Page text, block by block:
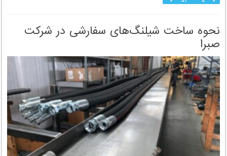
صنعت شیلنگ و لوله نیز از این قاعده مستثنی نیست و با معرفی فناوری‌ها
و راهکارهای نوآورانه، نقش مهمی در ساختن آینده‌ای پایدار ایفا می‌کند. در
این مقاله، به بررسی ابتکارات شیلنگ و لوله می‌پردازیم که می‌توانند به
کاهش آلودگی و حفظ منابع طبیعی کمک کنند.
توضیحات بیشتر »